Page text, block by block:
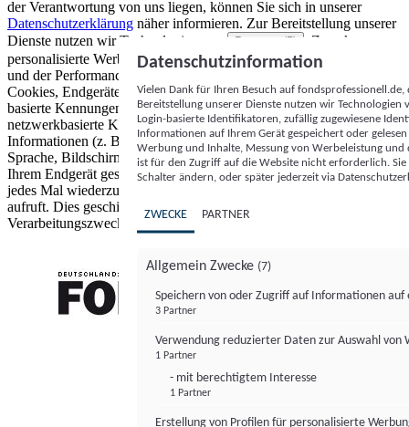
der Verantwortung von uns liegen, können Sie sich in unserer
Datenschutzerklärung näher informieren. Zur Bereitstellung unserer
Dienste nutzen wir Technologien von
Partnern (5)
. Zwecke:
personalisierte Werbung und Inhalte, Messung von Werbeleistung
und der Performance von Inhalten sowie Zielgruppenforschung.
Cookies, Endgeräte- oder ähnliche Online-Kennungen (z. B. login-
basierte Kennungen, zufällig generierte Kennungen,
netzwerkbasierte Kennungen) können zusammen mit anderen
Informationen (z. B. Browsertyp und Browserinformationen,
Sprache, Bildschirmgröße, unterstützte Technologien usw.) auf
Ihrem Endgerät gespeichert oder von dort ausgelesen werden, um es
jedes Mal wiederzuerkennen, wenn es eine App oder einer Webseite
aufruft. Dies geschieht für einen oder mehrere der hier aufgeführten
Verarbeitungszwecke.
Datenschutzinformation
Vielen Dank für Ihren Besuch auf
Bereitstellung unserer Dienste nutzen wir Technologien
Login-basierte Identifikatoren, zufällig zugewiesene
Informationen auf Ihrem Gerät gespeichert oder
Werbung und Inhalte, Messung von Werbeleistung
ist für den Zugriff auf die Website nicht erforderlich.
Schalter ändern, oder später jederzeit via
ZWECKE PARTNER
Allgemein Zwecke (7)
Speichern von oder Zugriff auf Informationen auf
3 Partner
Verwendung reduzierter Daten zur Auswahl von
1 Partner
- mit berechtigtem Interesse
1 Partner
Erstellung von Profilen für personalisierte
FONDS professionell